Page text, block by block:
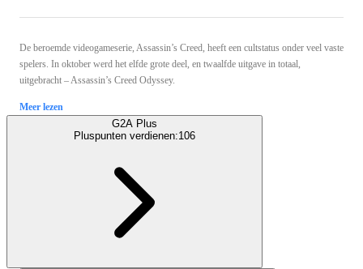
De beroemde videogameserie, Assassin’s Creed, heeft een cultstatus onder veel vaste
spelers. In oktober werd het elfde grote deel, en twaalfde uitgave in totaal,
uitgebracht – Assassin’s Creed Odyssey.
Meer lezen
G2A Plus
Pluspunten verdienen:106